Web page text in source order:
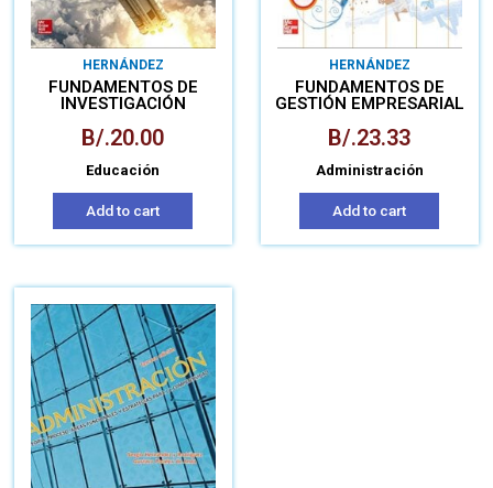
HERNÁNDEZ
FUNDAMENTOS DE
INVESTIGACIÓN
B/.20.00
Educación
Add to cart
HERNÁNDEZ
FUNDAMENTOS DE
GESTIÓN EMPRESARIAL
B/.23.33
Administración
Add to cart